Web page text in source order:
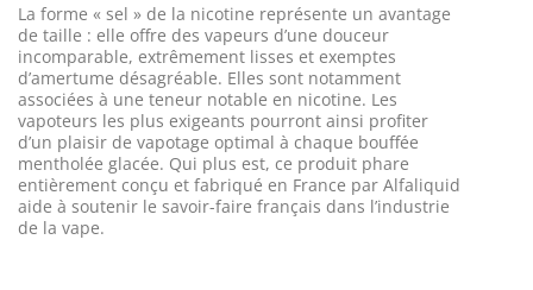
La forme « sel » de la nicotine représente un avantage
de taille : elle offre des vapeurs d’une douceur
incomparable, extrêmement lisses et exemptes
d’amertume désagréable. Elles sont notamment
associées à une teneur notable en nicotine. Les
vapoteurs les plus exigeants pourront ainsi profiter
d’un plaisir de vapotage optimal à chaque bouffée
mentholée glacée. Qui plus est, ce produit phare
entièrement conçu et fabriqué en France par Alfaliquid
aide à soutenir le savoir-faire français dans l’industrie
de la vape.